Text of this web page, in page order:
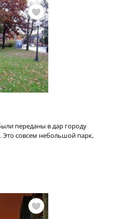
переданы в дар городу
совсем небольшой парк,